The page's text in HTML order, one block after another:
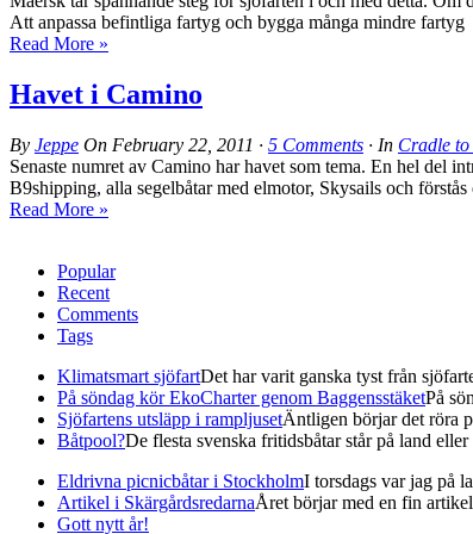
Att anpassa befintliga fartyg och bygga många mindre
Read More »
Havet i Camino
By Jeppe On February 22, 2011 · 5 Comments · In Cradle
Senaste numret av Camino har havet som tema. En hel del
B9shipping, alla segelbåtar med elmotor, Skysails och
Read More »
Popular
Recent
Comments
Tags
Klimatsmart sjöfartDet har varit ganska tyst från
På söndag kör EkoCharter genom BaggensstäketPå
Sjöfartens utsläpp i rampljusetÄntligen börjar det röra
Båtpool?De flesta svenska fritidsbåtar står på land
Eldrivna picnicbåtar i StockholmI torsdags var jag på
Artikel i SkärgårdsredarnaÅret börjar med en fin
Gott nytt år!